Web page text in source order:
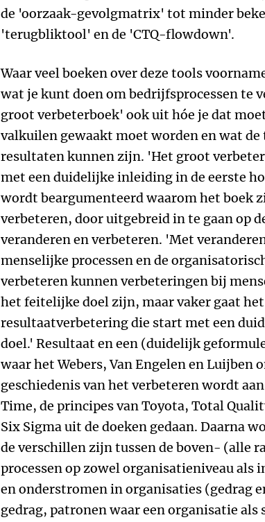
de 'oorzaak-gevolgmatrix' tot minder
'terugbliktool' en de 'CTQ-flowdown'.
Waar veel boeken over deze tools
wat je kunt doen om bedrijfsprocessen te
groot verbeterboek' ook uit hóe je dat
valkuilen gewaakt moet worden en wat de
resultaten kunnen zijn. 'Het groot
met een duidelijke inleiding in de eerste
wordt beargumenteerd waarom het boek
verbeteren, door uitgebreid in te gaan op
veranderen en verbeteren. 'Met
menselijke processen en de
verbeteren kunnen verbeteringen bij
het feitelijke doel zijn, maar vaker gaat
resultaatverbetering die start met een
doel.' Resultaat en een (duidelijk
waar het Webers, Van Engelen en Luijben
geschiedenis van het verbeteren wordt
Time, de principes van Toyota, Total
Six Sigma uit de doeken gedaan. Daarna
de verschillen zijn tussen de boven- (alle
processen op zowel organisatieniveau als
en onderstromen in organisaties (gedrag
gedrag, patronen waar een organisatie als